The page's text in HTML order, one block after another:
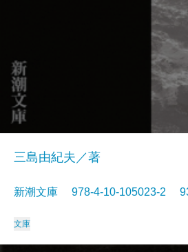
三島由紀夫／著
新潮文庫 978-4-10-105023-2
文庫